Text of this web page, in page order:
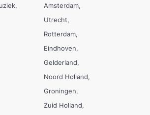
Amsterdam
Utrecht
Rotterdam
Eindhoven
Gelderland
Noord Holland
Groningen
Zuid Holland